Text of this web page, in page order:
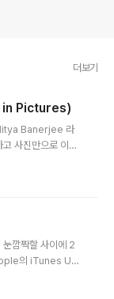
더보기
in Pictures)
Banerjee 라
사진만으로 이야
Aditya Banerj
좀 더 품질이 좋
눈깜짝할 사이에 2
의 iTunes U
항상 읽을거리나